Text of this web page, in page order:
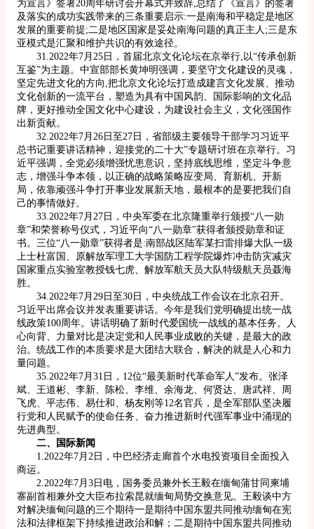
为宣言》签署20周年研讨会开幕式并致辞,总结了《宣言》的签署
及落实的成功实践带来的三条重要启示:一是南海和平稳定是地区
发展的重要前提;二是地区国家是妥处南海问题的真正主人;三是东
亚模式是汇聚和维护共识的有效途径。
31.2022年7月25日，首届北京文化论坛在京举行,以“传承创新
互鉴”为主题。中宣部部长黄坤明强调，要坚守文化建设的灵魂，
坚定先进文化的方向,把北京文化论坛打造成建言文化发展、推动
文化创新的一流平台，塑造为具有中国风韵、国际影响的文化品
牌，更好推动全国文化中心建设，为建设社会主义，文化强国作
出新贡献。
32.2022年7月26日至27日，省部级主要领导干部学习习近平
总书记重要讲话精神，迎接党的二十大”专题研讨班在京举行。习
近平强调，全党必须增强忧患意识，坚持底线思维，坚定斗争意
志，增强斗争本领，以正确的战略策略应变局、育新机、开新
局，依靠顽强斗争打开事业发展新天地，最根本的是要把我们自
己的事情做好。
33.2022年7月27日，中央军委在北京隆重举行颁授“八一勋
章”和荣誉称号仪式，习近平向“八一勋章"获得者颁授勋章和证
书。三位“八一勋章”获得者是:南部战区陆军某扫雷排爆大队一级
上士杜富国、原解放军理工大学国防工程学院爆炸冲击防灾减灾
国家重点实验室教授钱七虎、解放军航天员大队特级航天员聂海
胜。
34.2022年7月29日至30日，中央统战工作会议在北京召开。
习近平出席会议并发表重要讲话。今年是我们党明确提出统一战
线政策100周年。讲话明确了新时代爱国统一战线的基本任务。人
心向背、力量对比是决定党和人民事业成败的关键，是最大的政
治。统战工作的本质要求是大团结大联合，解决的就是人心和力
量问题。
35.2022年7月31日，12位“最美新时代革命军人”发布。张泽
斌、王道彬、李新、陈松、李维、余海龙、何贤达、唐武祥、周
飞虎、平志伟、易仕和、杨友刚等12名官兵，是全军部队坚决履
行党和人民赋予的使命任务、奋力推进新时代强军事业中涌现的
先进典型。
二、国际新闻
1.2022年7月2日，中巴经济走廊首个水电投资项目全面投入
商运。
2.2022年7月3日电，国务委员兼外长王毅在缅甸蒲甘同柬埔
寨副首相兼外交大臣布拉索昆就缅甸局势交换意见。王毅谈中方
对解决缅甸问题的三个期待一是期待中国东盟共同推动缅甸在宪
法和法律框架下持续推进政治和解；二是期待中国东盟共同推动